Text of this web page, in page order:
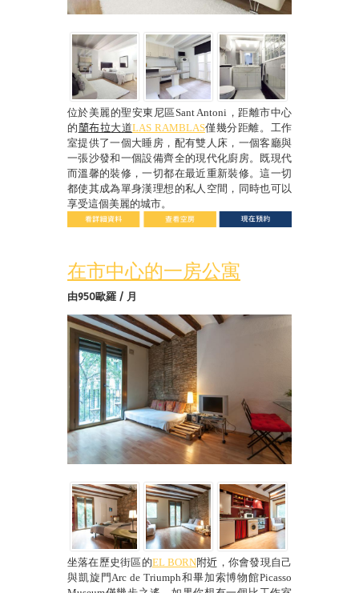
位於美麗的聖安東尼區Sant Antoni ，距離市中心
的蘭布拉大道LAS RAMBLAS僅幾分距離。工作
室提供了一個大睡房，配有雙人床，一個客廳與
一張沙發和一個設備齊全的現代化廚房。既現代
而溫馨的裝修，一切都在最近重新裝修。這一切
都使其成為單身漢理想的私人空間，同時也可以
享受這個美麗的城市。
在市中心的一房公寓
由950歐羅 / 月
坐落在歷史街區的EL BORN附近 ，你會發現自己
與凱旋門Arc de Triumph和畢加索博物館Picasso